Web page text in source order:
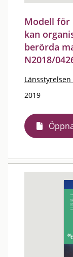
Modell för
kan
berörda
N2018/
Länsstyrelsen
2019